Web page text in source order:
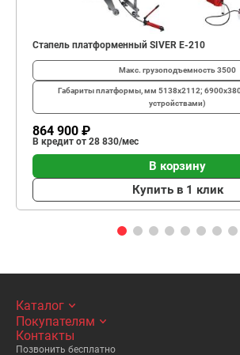
Стапель платформенный SIVER E-210
Макс. грузоподъемность3500
Габариты платформы, мм 5138х2112;
устройствами)
864 900 ₽
В кредит от 28 830/мес
В корзину
Купить в 1 клик
Каталог
Покупателям
Контакты
Позвонить бесплатно